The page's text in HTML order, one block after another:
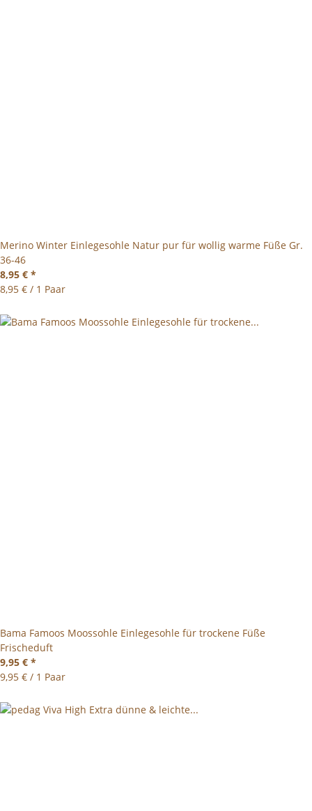
Merino Winter Einlegesohle Natur pur für wollig warme Füße Gr.
36-46
8,95 € *
8,95 € / 1 Paar
Bama Famoos Moossohle Einlegesohle für trockene Füße
Frischeduft
9,95 € *
9,95 € / 1 Paar